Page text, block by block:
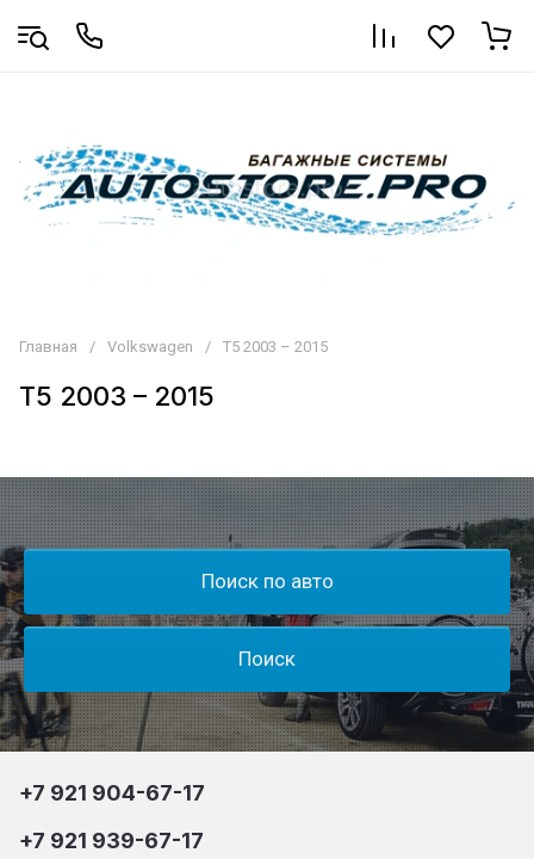
Главная / Volkswagen / T5 2003 – 2015
T5 2003 – 2015
Поиск по авто
Поиск
+7 921 904-67-17
+7 921 939-67-17